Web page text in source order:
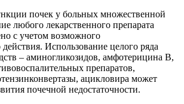
почек у больных множественной
любого лекарственного препарата
с учетом возможного
Использование целого ряда
– аминогликозидов, амфотерицина В,
препаратов,
ацикловира может
почечной недостаточности.